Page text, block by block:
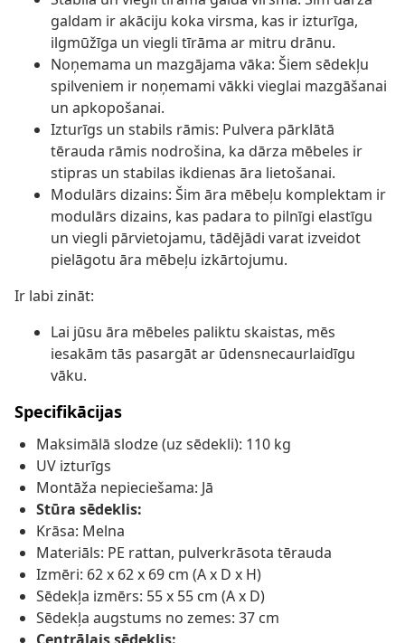
galdam ir akāciju koka virsma, kas ir izturīga,
ilgmūžīga un viegli tīrāma ar mitru drānu.
Noņemama un mazgājama vāka: Šiem sēdekļu
spilveniem ir noņemami vākki vieglai mazgāšanai
un apkopošanai.
Izturīgs un stabils rāmis: Pulvera pārklātā
tērauda rāmis nodrošina, ka dārza mēbeles ir
stipras un stabilas ikdienas āra lietošanai.
Modulārs dizains: Šim āra mēbeļu komplektam ir
modulārs dizains, kas padara to pilnīgi elastīgu
un viegli pārvietojamu, tādējādi varat izveidot
pielāgotu āra mēbeļu izkārtojumu.
Ir labi zināt:
Lai jūsu āra mēbeles paliktu skaistas, mēs
iesakām tās pasargāt ar ūdensnecaurlaidīgu
vāku.
Specifikācijas
Maksimālā slodze (uz sēdekli): 110 kg
UV izturīgs
Montāža nepieciešama: Jā
Stūra sēdeklis:
Krāsa: Melna
Materiāls: PE rattan, pulverkrāsota tērauda
Izmēri: 62 x 62 x 69 cm (A x D x H)
Sēdekļa izmērs: 55 x 55 cm (A x D)
Sēdekļa augstums no zemes: 37 cm